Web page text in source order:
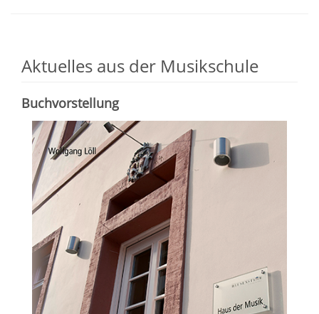
Aktuelles aus der Musikschule
Buchvorstellung